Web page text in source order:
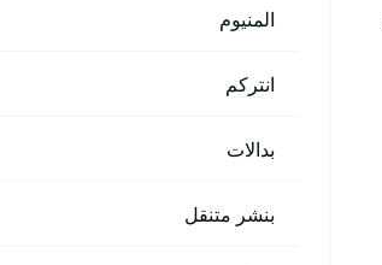
المنيوم
انتركم
بدالات
بنشر متنقل